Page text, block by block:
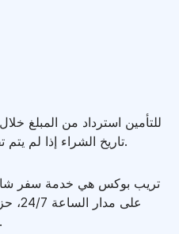
تاريخ الشراء إذا لم يتم تفعيل الوثيقة. لا توجد أسئلة أخرى.
تريب بوكس هي خدمة سفر
على
استشارات من خبراء، وأدلة سفر.